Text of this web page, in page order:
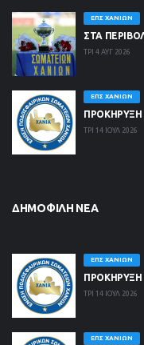
ΕΠΣ ΧΑΝΊΩΝ
ΣΤΑ
ΤΡΙ 4 ΑΥΓ 2026
ΕΠΣ ΧΑΝΊΩΝ
ΤΡΙ 14 ΙΟΥΛ 2026
ΔΗΜΟΦΙΛΉ ΝΈΑ
ΕΠΣ ΧΑΝΊΩΝ
ΤΡΙ 14 ΙΟΥΛ 2026
ΕΠΣ ΧΑΝΊΩΝ